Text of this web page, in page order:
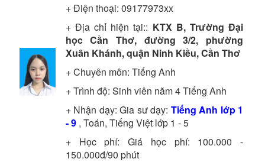
+ Điện thoại: 09177973xx
+ Địa chỉ hiện tại:: KTX B, Trường Đại
học Cần Thơ, đường 3/2, phường
Xuân Khánh, quận Ninh Kiều, Cần Thơ
+ Chuyên môn: Tiếng Anh
+ Trình độ: Sinh viên năm 4Tiếng Anh
+ Nhận dạy: Gia sư dạy: Tiếng Anh lớp 1
- 9 , Toán, Tiếng Việt lớp 1 - 5
+ Học phí: Giá học phí: 100.000 -
150.000đ/90 phút